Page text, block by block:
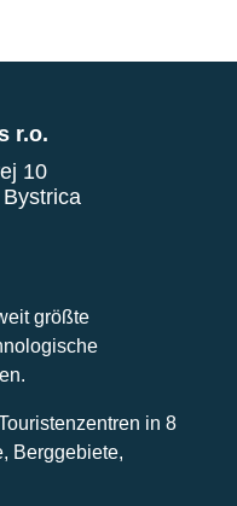
r.o.
10
größte
in 8
Berggebiete,